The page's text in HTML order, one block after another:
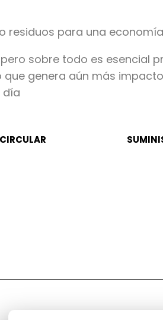
residuos para una economía
sobre todo es esencial
genera aún más
día